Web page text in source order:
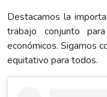
Destacamos la
trabajo conjunto
económicos. Sigamos
equitativo para todos.